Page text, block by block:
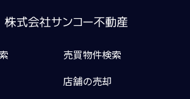
売買物件検索
店舗の売却